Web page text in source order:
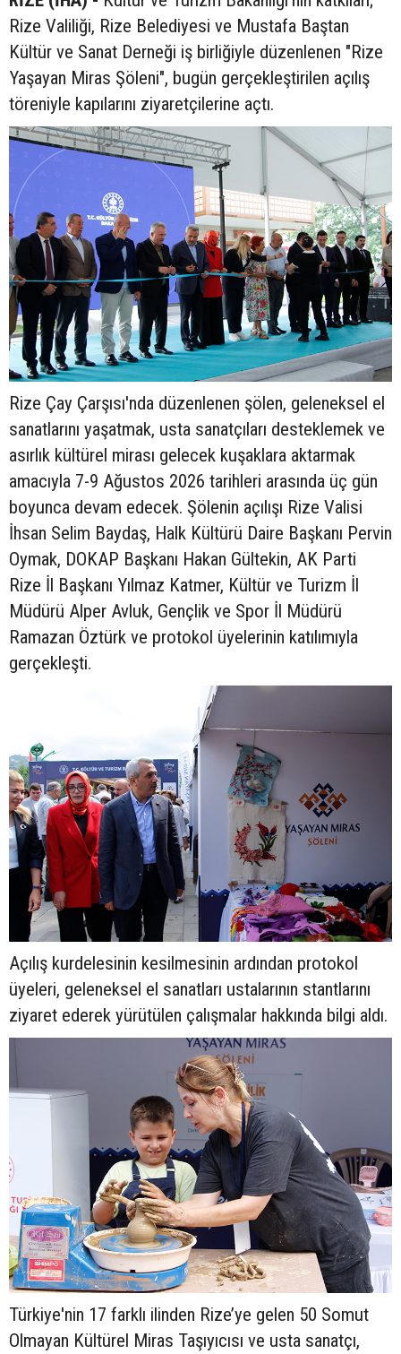
Rize Valiliği, Rize Belediyesi ve Mustafa Baştan
Kültür ve Sanat Derneği iş birliğiyle düzenlenen "Rize
Yaşayan Miras Şöleni", bugün gerçekleştirilen açılış
töreniyle kapılarını ziyaretçilerine açtı.
Rize Çay Çarşısı'nda düzenlenen şölen, geleneksel el
sanatlarını yaşatmak, usta sanatçıları desteklemek ve
asırlık kültürel mirası gelecek kuşaklara aktarmak
amacıyla 7-9 Ağustos 2026 tarihleri arasında üç gün
boyunca devam edecek. Şölenin açılışı Rize Valisi
İhsan Selim Baydaş, Halk Kültürü Daire Başkanı Pervin
Oymak, DOKAP Başkanı Hakan Gültekin, AK Parti
Rize İl Başkanı Yılmaz Katmer, Kültür ve Turizm İl
Müdürü Alper Avluk, Gençlik ve Spor İl Müdürü
Ramazan Öztürk ve protokol üyelerinin katılımıyla
gerçekleşti.
Açılış kurdelesinin kesilmesinin ardından protokol
üyeleri, geleneksel el sanatları ustalarının stantlarını
ziyaret ederek yürütülen çalışmalar hakkında bilgi aldı.
Türkiye'nin 17 farklı ilinden Rize’ye gelen 50 Somut
Olmayan Kültürel Miras Taşıyıcısı ve usta sanatçı,